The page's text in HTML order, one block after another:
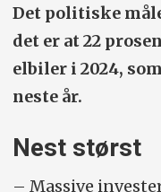
Det politiske
det er at 22
elbiler i 2024,
neste år.
Nest størst
– Massive